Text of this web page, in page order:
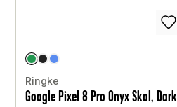
Ringke
Google Pixel 8 Pro Onyx Skal, Dark